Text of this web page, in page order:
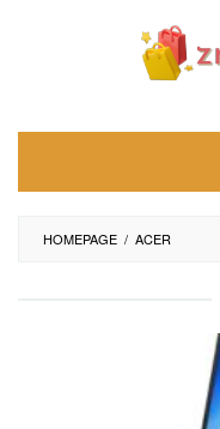
HOMEPAGE / ACER